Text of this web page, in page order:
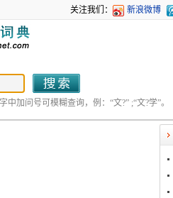
关注我们： 新浪微博
中加问号可模糊查询，例：“文?” ;“文?学”。